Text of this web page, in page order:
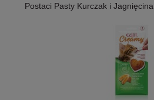
Postaci Pasty Kurczak i Jagnięcina